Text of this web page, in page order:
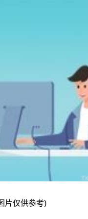
片仅供参考)